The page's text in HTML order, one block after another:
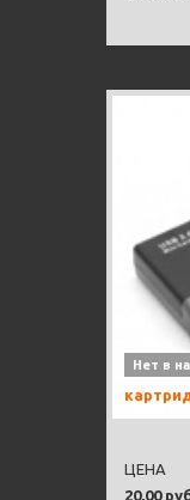
Нет в
20,00
ЦЕНА